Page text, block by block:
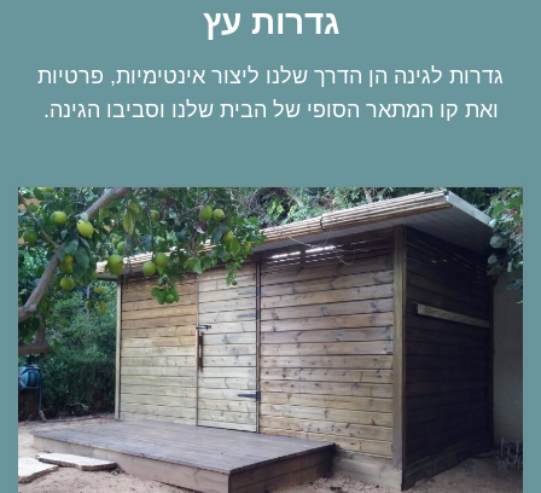
גדרות עץ
גדרות לגינה הן הדרך שלנו ליצור אינטימיות, פרטיות
ואת קו המתאר הסופי של הבית שלנו וסביבו הגינה.